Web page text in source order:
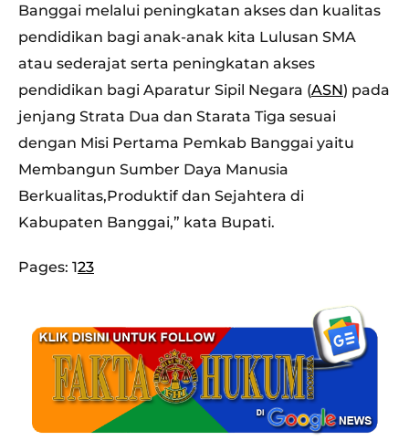
Banggai melalui peningkatan akses dan kualitas
pendidikan bagi anak-anak kita Lulusan SMA
atau sederajat serta peningkatan akses
pendidikan bagi Aparatur Sipil Negara (ASN) pada
jenjang Strata Dua dan Starata Tiga sesuai
dengan Misi Pertama Pemkab Banggai yaitu
Membangun Sumber Daya Manusia
Berkualitas,Produktif dan Sejahtera di
Kabupaten Banggai,” kata Bupati.
Pages: 123